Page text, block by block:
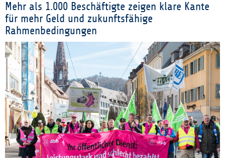
Mehr als 1.000 Beschäftigte zeigen klare Kante
für mehr Geld und zukunftsfähige
Rahmenbedingungen